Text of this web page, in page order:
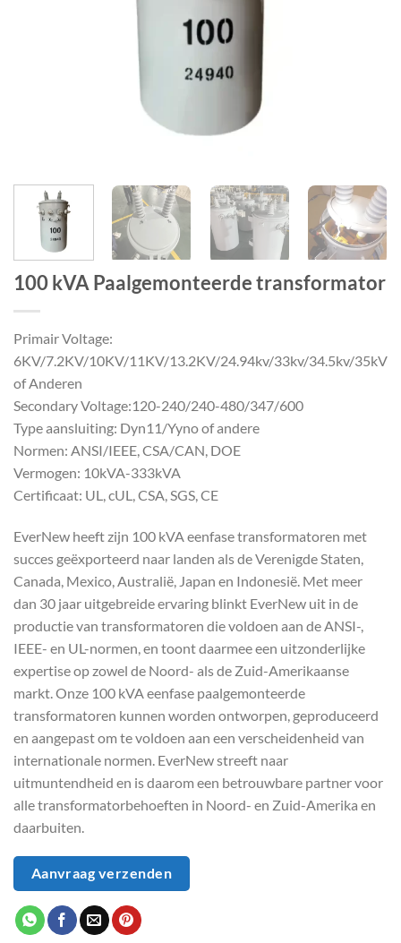
100 kVA Paalgemonteerde transformator
Primair Voltage:
6KV/7.2KV/10KV/11KV/13.2KV/24.94kv/33kv/34.5kv/35kV
of Anderen
Secondary Voltage:120-240/240-480/347/600
Type aansluiting: Dyn11/Yyno of andere
Normen: ANSI/IEEE, CSA/CAN, DOE
Vermogen: 10kVA-333kVA
Certificaat: UL, cUL, CSA, SGS, CE
EverNew heeft zijn 100 kVA eenfase transformatoren met
succes geëxporteerd naar landen als de Verenigde Staten,
Canada, Mexico, Australië, Japan en Indonesië. Met meer
dan 30 jaar uitgebreide ervaring blinkt EverNew uit in de
productie van transformatoren die voldoen aan de ANSI-,
IEEE- en UL-normen, en toont daarmee een uitzonderlijke
expertise op zowel de Noord- als de Zuid-Amerikaanse
markt. Onze 100 kVA eenfase paalgemonteerde
transformatoren kunnen worden ontworpen, geproduceerd
en aangepast om te voldoen aan een verscheidenheid van
internationale normen. EverNew streeft naar
uitmuntendheid en is daarom een betrouwbare partner voor
alle transformatorbehoeften in Noord- en Zuid-Amerika en
daarbuiten.
Aanvraag verzenden